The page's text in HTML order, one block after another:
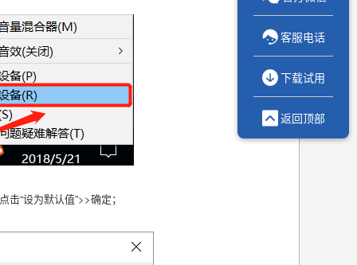
“设为默认值”>>确定；
客服电话
下载试用
 返回顶部